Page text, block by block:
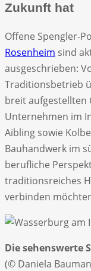
Zukunft hat
Offene Spengler-
Rosenheim sind
ausgeschrieben:
Traditionsbetrieb
breit aufgestellten
Unternehmen im
Aibling sowie
Bauhandwerk im
berufliche
traditionsreiches
verbinden
Die sehenswerte
(© Daniela